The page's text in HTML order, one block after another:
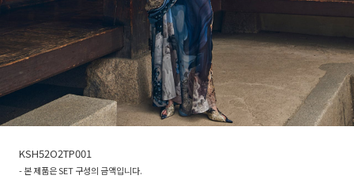
KSH52O2TP001
- 본 제품은 SET 구성의 금액입니다.